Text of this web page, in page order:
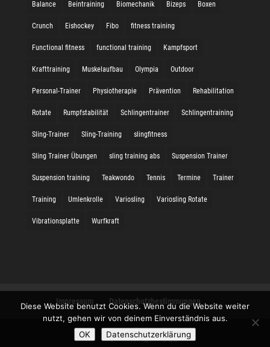
Balance Beintraining Biomechanik Bizeps Boxen
Crunch Eishockey Fibo fitness training
Functional fitness functional training Kampfsport
Krafttraining Muskelaufbau Olympia Outdoor
Personal-Trainer Physiotherapie Prävention Rehabilitation
Rotate Rumpfstabilität Schlingentrainer Schlingentraining
Sling-Trainer Sling-Training slingfitness
Sling Trainer Übungen sling training abs Suspension Trainer
Suspension training Teakwondo Tennis Termine Trainer
Training Umlenkrolle Variosling Variosling Rotate
Vibrationsplatte Wurfkraft
Impressum Datenschutzbestimmungen
Diese Website benutzt Cookies. Wenn du die Website weiter
nutzt, gehen wir von deinem Einverständnis aus.
OK
Datenschutzerklärung